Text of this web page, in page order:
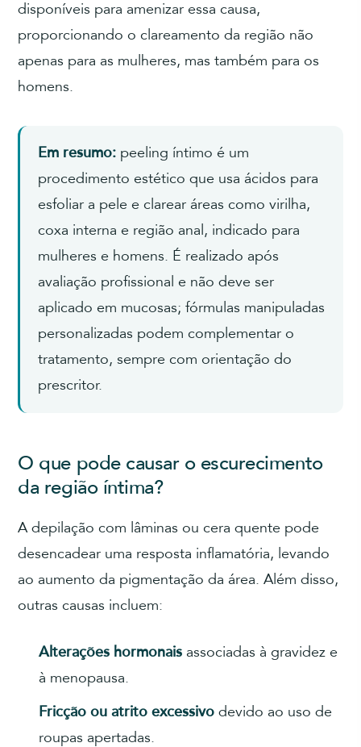
disponíveis para amenizar essa causa,
proporcionando o clareamento da região não
apenas para as mulheres, mas também para os
homens.
Em resumo: peeling íntimo é um
procedimento estético que usa ácidos para
esfoliar a pele e clarear áreas como virilha,
coxa interna e região anal, indicado para
mulheres e homens. É realizado após
avaliação profissional e não deve ser
aplicado em mucosas; fórmulas manipuladas
personalizadas podem complementar o
tratamento, sempre com orientação do
prescritor.
O que pode causar o escurecimento
da região íntima?
A depilação com lâminas ou cera quente pode
desencadear uma resposta inflamatória, levando
ao aumento da pigmentação da área. Além disso,
outras causas incluem:
Alterações hormonais associadas à gravidez e
à menopausa.
Fricção ou atrito excessivo devido ao uso de
roupas apertadas.